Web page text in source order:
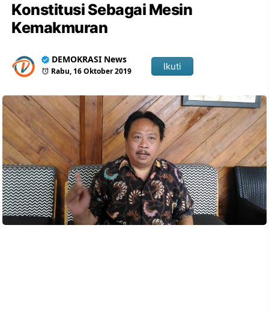
Konstitusi Sebagai Mesin
Kemakmuran
DEMOKRASI News
Rabu, 16 Oktober 2019 Ikuti